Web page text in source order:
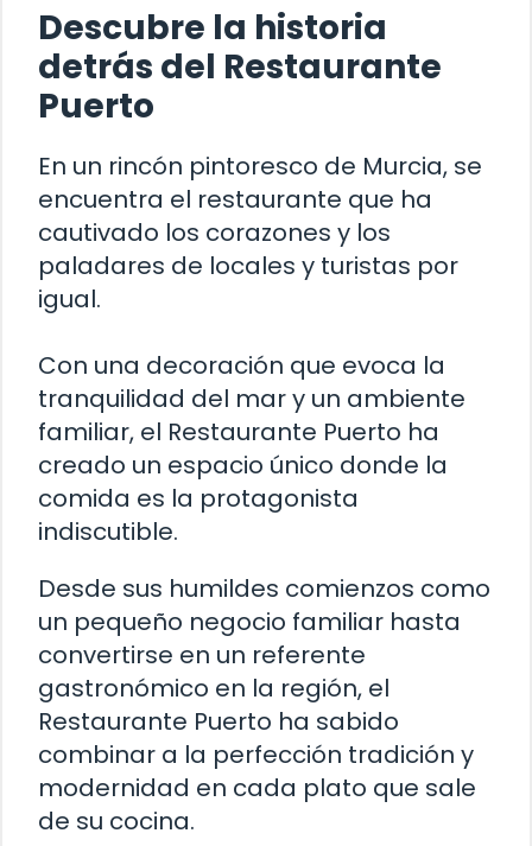
Descubre la historia
detrás del Restaurante
Puerto
En un rincón pintoresco de Murcia, se
encuentra el restaurante que ha
cautivado los corazones y los
paladares de locales y turistas por
igual.
Con una decoración que evoca la
tranquilidad del mar y un ambiente
familiar, el Restaurante Puerto ha
creado un espacio único donde la
comida es la protagonista
indiscutible.
Desde sus humildes comienzos como
un pequeño negocio familiar hasta
convertirse en un referente
gastronómico en la región, el
Restaurante Puerto ha sabido
combinar a la perfección tradición y
modernidad en cada plato que sale
de su cocina.